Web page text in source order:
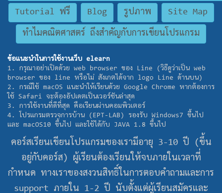
Tutorial ฟรี Blog รูปภาพ Site Map
ทำไมคณิตศาสตร์ ถึงสำคัญกับการเขียนโปรแกรม
ข้อแนะนำในการใช้งานเว็บ elearn
1. กรุณาอย่าเปิดด้วย web browser ของ Line (วิธีดูว่าเป็น web
browser ของ line หรือไม่ สังเกตได้จาก logo Line ด้านบน)
2. กรณีใช้ macOS แนะนำให้เรียนด้วย Google Chrome หากต้องการ
ใช้ Safari จะต้องอัปเดตเป็นเวอร์ชันล่าสุด
3. การใช้งานที่ดีที่สุด คือเรียนผ่านคอมพิวเตอร์
4. โปรแกรมตรวจการบ้าน (EPT-LAB) รองรับ Windows7 ขึ้นไป
และ macOS10 ขึ้นไป และใช้ได้กับ JAVA 1.8 ขึ้นไป
คอร์สเรียนเขียนโปรแกรมของเรามีอายุ 3-10 ปี (ขึ้น
อยู่กับคอร์ส) ผู้เรียนต้องเรียนให้จบภายในเวลาที่
กำหนด ทางเราของสงวนสิทธิ์ในการตอบคำถามและการ
support ภายใน 1-2 ปี นับตั้งแต่ผู้เรียนสมัครและ